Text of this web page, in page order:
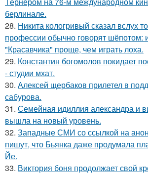
берлинале.
28. Никита кологривый сказал вслух
профессии обычно говорят шёпотом:
"Красавчика" проще, чем играть лоха.
29. Константин богомолов покидает
- студии мхат.
30. Алексей щербаков прилетел в
сабурова.
31. Семейная идиллия александра и
вышла на новый уровень.
32. Западные СМИ со ссылкой на
пишут, что Бьянка даже продумала
Йе.
33. Виктория боня продолжает свой